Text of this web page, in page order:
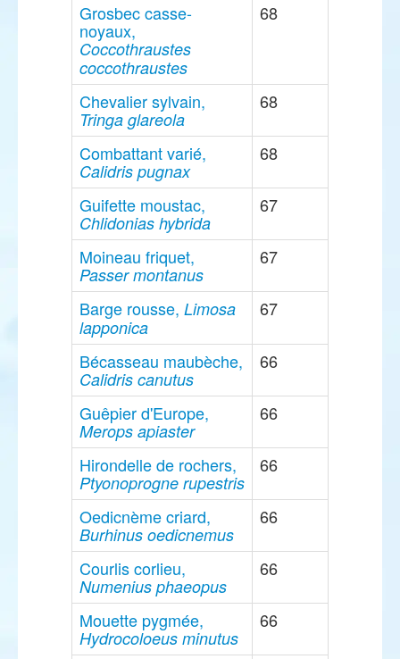
Grosbec casse-
noyaux,
Coccothraustes
coccothraustes
68
Chevalier sylvain,
Tringa glareola
68
Combattant varié,
Calidris pugnax
68
Guifette moustac,
Chlidonias hybrida
67
Moineau friquet,
Passer montanus
67
Barge rousse, Limosa
lapponica
67
Bécasseau maubèche,
Calidris canutus
66
Guêpier d'Europe,
Merops apiaster
66
Hirondelle de rochers,
Ptyonoprogne rupestris
66
Oedicnème criard,
Burhinus oedicnemus
66
Courlis corlieu,
Numenius phaeopus
66
Mouette pygmée,
Hydrocoloeus minutus
66